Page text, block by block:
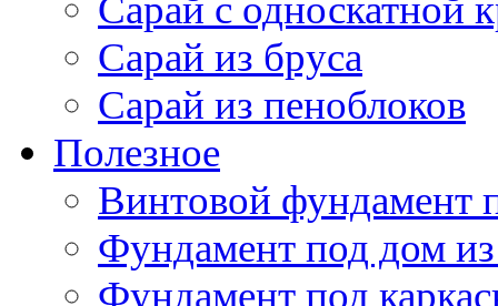
Фундамент под
Фундамент под дом
Фундамент под
Свайно винтовой
Свайно ленточный
Ростверковый